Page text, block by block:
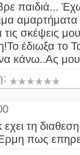
παιδιά...
σκέψεις
έδιωξα το
να κάνω..Ας
τη
πως